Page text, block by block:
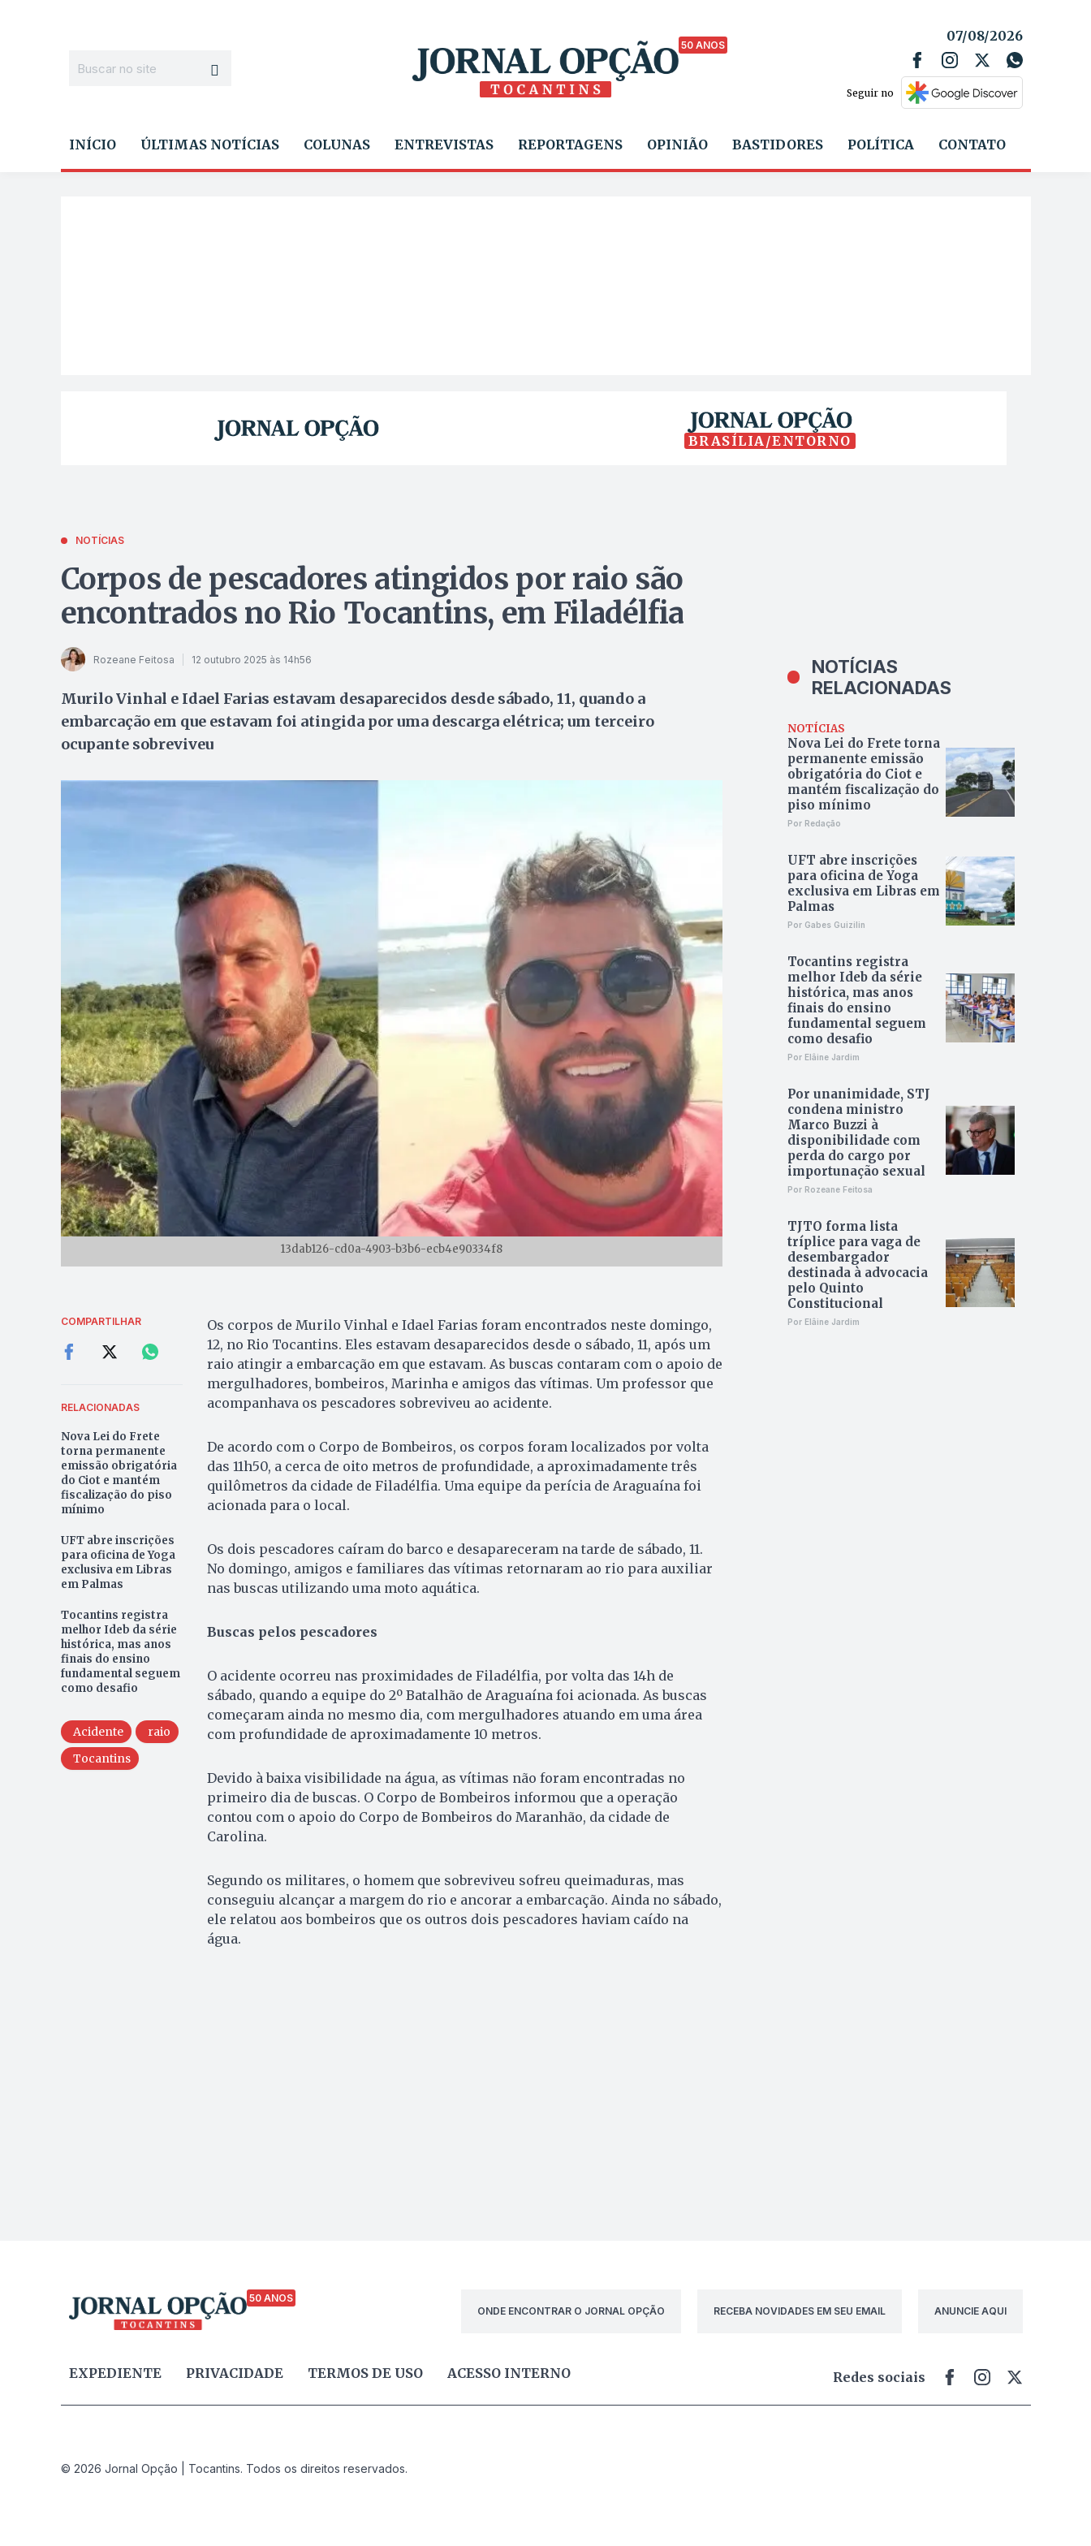
50 ANOS
07/08/2026
Seguir no
INÍCIO ÚLTIMAS NOTÍCIAS COLUNAS ENTREVISTAS REPORTAGENS OPINIÃO BASTIDORES POLÍTICA CONTATO
BRASÍLIA/ENTORNO
NOTÍCIAS
Corpos de pescadores atingidos por raio são
encontrados no Rio Tocantins, em Filadélfia
Rozeane Feitosa 12 outubro 2025 às 14h56
Murilo Vinhal e Idael Farias estavam desaparecidos desde sábado, 11, quando a
embarcação em que estavam foi atingida por uma descarga elétrica; um terceiro
ocupante sobreviveu
13dab126-cd0a-4903-b3b6-ecb4e90334f8
COMPARTILHAR
RELACIONADAS
Nova Lei do Frete
torna permanente
emissão obrigatória
do Ciot e mantém
fiscalização do piso
mínimo
UFT abre inscrições
para oficina de Yoga
exclusiva em Libras
em Palmas
Tocantins registra
melhor Ideb da série
histórica, mas anos
finais do ensino
fundamental seguem
como desafio
Acidente
raio
Tocantins
Os corpos de Murilo Vinhal e Idael Farias foram encontrados neste domingo,
12, no Rio Tocantins. Eles estavam desaparecidos desde o sábado, 11, após um
raio atingir a embarcação em que estavam. As buscas contaram com o apoio de
mergulhadores, bombeiros, Marinha e amigos das vítimas. Um professor que
acompanhava os pescadores sobreviveu ao acidente.
De acordo com o Corpo de Bombeiros, os corpos foram localizados por volta
das 11h50, a cerca de oito metros de profundidade, a aproximadamente três
quilômetros da cidade de Filadélfia. Uma equipe da perícia de Araguaína foi
acionada para o local.
Os dois pescadores caíram do barco e desapareceram na tarde de sábado, 11.
No domingo, amigos e familiares das vítimas retornaram ao rio para auxiliar
nas buscas utilizando uma moto aquática.
Buscas pelos pescadores
O acidente ocorreu nas proximidades de Filadélfia, por volta das 14h de
sábado, quando a equipe do 2º Batalhão de Araguaína foi acionada. As buscas
começaram ainda no mesmo dia, com mergulhadores atuando em uma área
com profundidade de aproximadamente 10 metros.
Devido à baixa visibilidade na água, as vítimas não foram encontradas no
primeiro dia de buscas. O Corpo de Bombeiros informou que a operação
contou com o apoio do Corpo de Bombeiros do Maranhão, da cidade de
Carolina.
Segundo os militares, o homem que sobreviveu sofreu queimaduras, mas
conseguiu alcançar a margem do rio e ancorar a embarcação. Ainda no sábado,
ele relatou aos bombeiros que os outros dois pescadores haviam caído na
água.
NOTÍCIAS
RELACIONADAS
NOTÍCIAS
Nova Lei do Frete torna
permanente emissão
obrigatória do Ciot e
mantém fiscalização do
piso mínimo
Por Redação
UFT abre inscrições
para oficina de Yoga
exclusiva em Libras em
Palmas
Por Gabes Guizilin
Tocantins registra
melhor Ideb da série
histórica, mas anos
finais do ensino
fundamental seguem
como desafio
Por Elâine Jardim
Por unanimidade, STJ
condena ministro
Marco Buzzi à
disponibilidade com
perda do cargo por
importunação sexual
Por Rozeane Feitosa
TJTO forma lista
tríplice para vaga de
desembargador
destinada à advocacia
pelo Quinto
Constitucional
Por Elâine Jardim
50 ANOS
ONDE ENCONTRAR O JORNAL OPÇÃO
RECEBA NOVIDADES EM SEU EMAIL ANUNCIE AQUI
EXPEDIENTE PRIVACIDADE TERMOS DE USO ACESSO INTERNO Redes sociais
© 2026 Jornal Opção | Tocantins. Todos os direitos reservados.